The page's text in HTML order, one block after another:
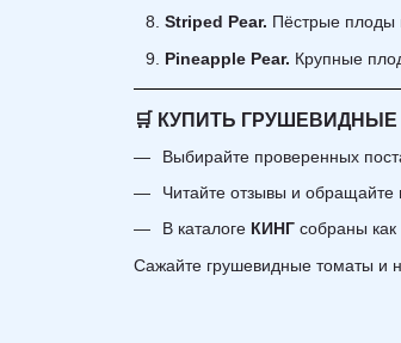
Striped Pear. Пёстрые плоды
Pineapple Pear. Крупные
🛒 КУПИТЬ
Выбирайте проверенных
Читайте отзывы и обращайте
В каталоге КИНГ собраны как
Сажайте грушевидные томаты и